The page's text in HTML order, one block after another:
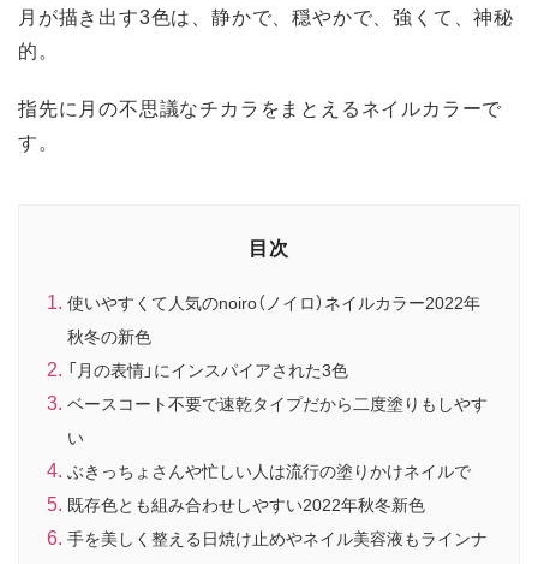
月が描き出す3色は、静かで、穏やかで、強くて、神秘
的。
指先に月の不思議なチカラをまとえるネイルカラーで
す。
目次
使いやすくて人気のnoiro（ノイロ）ネイルカラー2022年
秋冬の新色
「月の表情」にインスパイアされた3色
ベースコート不要で速乾タイプだから二度塗りもしやす
い
ぶきっちょさんや忙しい人は流行の塗りかけネイルで
既存色とも組み合わせしやすい2022年秋冬新色
手を美しく整える日焼け止めやネイル美容液もラインナ